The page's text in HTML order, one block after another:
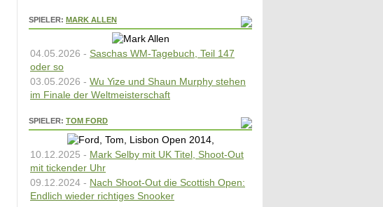
SPIELER: MARK ALLEN
04.05.2026 - Saschas WM-Tagebuch, Teil 147
oder so
03.05.2026 - Wu Yize und Shaun Murphy stehen
im Finale der Weltmeisterschaft
SPIELER: TOM FORD
10.12.2025 - Mark Selby mit UK Titel, Shoot-Out
mit tickender Uhr
09.12.2024 - Nach Shoot-Out die Scottish Open:
Endlich wieder richtiges Snooker